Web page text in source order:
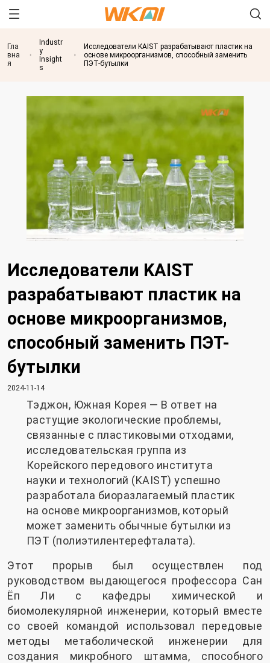
Гла
вна
я
Industr
y
Insight
s
Исследователи KAIST разрабатывают пластик на
основе микроорганизмов, способный заменить
ПЭТ-бутылки
Исследователи KAIST
разрабатывают пластик на
основе микроорганизмов,
способный заменить ПЭТ-
бутылки
2024-11-14
Тэджон, Южная Корея — В ответ на
растущие экологические проблемы,
связанные с пластиковыми отходами,
исследовательская группа из
Корейского передового института
науки и технологий (KAIST) успешно
разработала биоразлагаемый пластик
на основе микроорганизмов, который
может заменить обычные бутылки из
ПЭТ (полиэтилентерефталата).
Этот прорыв был осуществлен под
руководством выдающегося профессора Сан
Ёп Ли с кафедры химической и
биомолекулярной инженерии, который вместе
со своей командой использовал передовые
методы метаболической инженерии для
создания микробного штамма, способного